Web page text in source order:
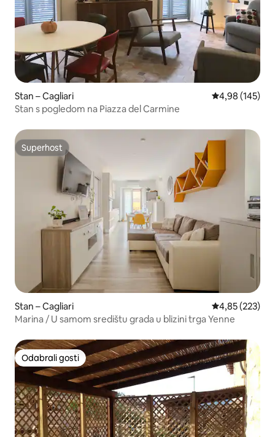
Stan – Cagliari Prosječna
4,98 (145)
Stan s pogledom na Piazza del Carmine
Superhost
Superhost
Stan – Cagliari Prosječna
4,85 (223)
Marina / U samom središtu grada u blizini trga Yenne
Odabrali gosti
Odabrali gosti